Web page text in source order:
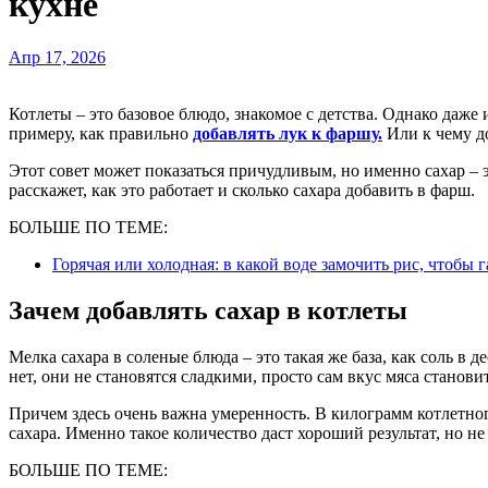
Апр 17, 2026
Котлеты – это базовое блюдо, знакомое с детства. Однако даже их можно улучшить, если знать некоторые секреты. К
примеру, как правильно добавлять лук к фаршу. Или к чему
Этот совет может показаться причудливым, но именно сахар –
расскажет, как это работает и сколько сахара добавить в фарш.
БОЛЬШЕ ПО ТЕМЕ:
Горячая или холодная: в какой воде замочить рис, чтобы
Зачем добавлять сахар в котлеты
Мелка сахара в соленые блюда – это такая же база, как соль в
нет, они не становятся сладкими, просто сам вкус мяса
Причем здесь очень важна умеренность. В килограмм
сахара. Именно такое количество даст хороший результат, но
БОЛЬШЕ ПО ТЕМЕ: